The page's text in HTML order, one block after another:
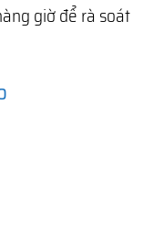
giờ để rà soát